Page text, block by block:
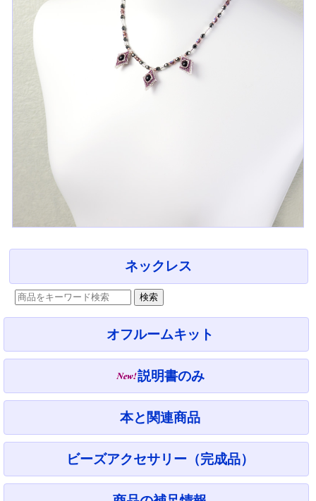
ネックレス
オフルームキット
説明書のみ
本と関連商品
ビーズアクセサリー（完成品）